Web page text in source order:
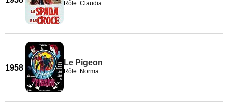
Rôle: Claudia
1958
Le Pigeon
Rôle: Norma